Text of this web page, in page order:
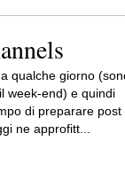
qualche giorno
week-end) e quindi
di preparare post
ne approfitt...